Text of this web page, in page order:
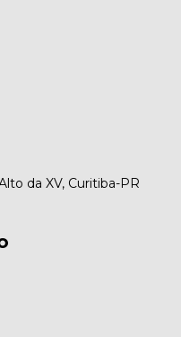
da XV, Curitiba-PR